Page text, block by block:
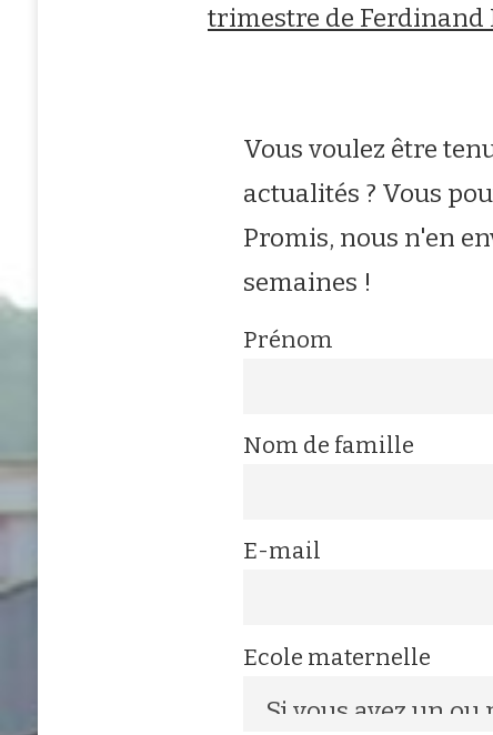
trimestre de Ferdinand
Vous voulez être
actualités ? Vous
Promis, nous n'en
semaines !
Prénom
Nom de famille
E-mail
Ecole maternelle